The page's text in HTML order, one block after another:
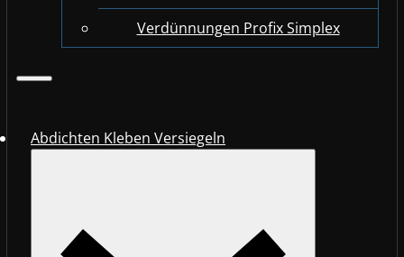
Verdünnungen Profix Simplex
Abdichten Kleben Versiegeln